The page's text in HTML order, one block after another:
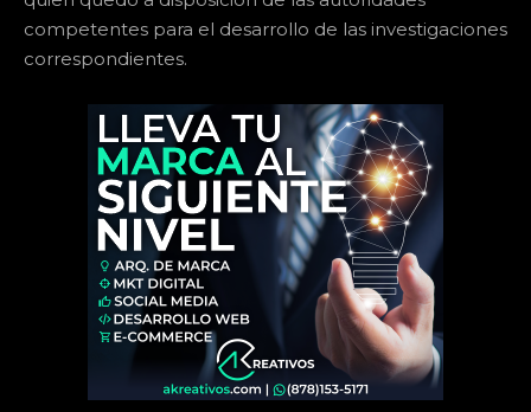
competentes para el desarrollo de las investigaciones
correspondientes.